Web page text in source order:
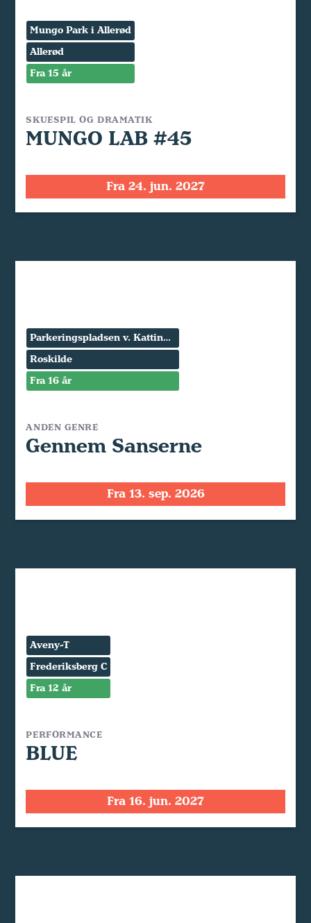
Mungo Park i Allerød
Allerød
Fra 15 år
SKUESPIL OG DRAMATIK
MUNGO LAB #45
Fra 24. jun. 2027
Parkeringspladsen v. Kattinge Værk
Roskilde
Fra 16 år
ANDEN GENRE
Gennem Sanserne
Fra 13. sep. 2026
Aveny-T
Frederiksberg C
Fra 12 år
PERFORMANCE
BLUE
Fra 16. jun. 2027